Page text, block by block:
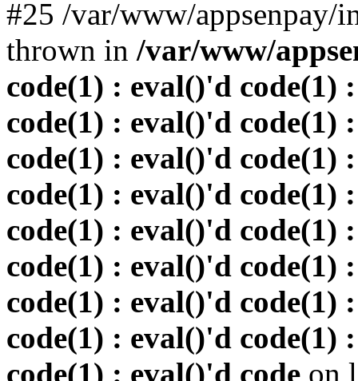
#25 /var/www/
thrown in /var/www/
code(1) : eval()'d code(1)
code(1) : eval()'d code(1)
code(1) : eval()'d code(1)
code(1) : eval()'d code(1)
code(1) : eval()'d code(1)
code(1) : eval()'d code(1)
code(1) : eval()'d code(1)
code(1) : eval()'d code(1)
code(1) : eval()'d code on